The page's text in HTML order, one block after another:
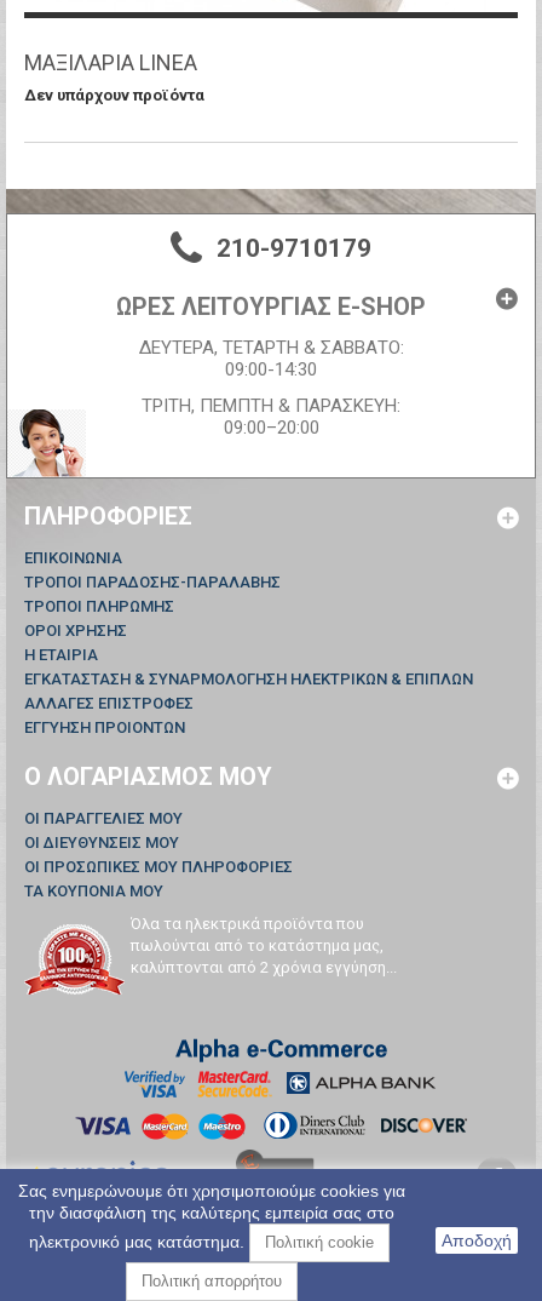
ΜΑΞΙΛΑΡΙΑ LINEA
Δεν υπάρχουν προϊόντα
210-9710179
ΩΡΕΣ ΛΕΙΤΟΥΡΓΙΑΣ E-SHOP
ΔΕΥΤΕΡΑ, ΤΕΤΑΡΤΗ & ΣΑΒΒΑΤΟ:
09:00-14:30
ΤΡΙΤΗ, ΠΕΜΠΤΗ & ΠΑΡΑΣΚΕΥΗ:
09:00–20:00
ΠΛΗΡΟΦΟΡΊΕΣ
ΕΠΙΚΟΙΝΩΝΊΑ
ΤΡΟΠΟΙ ΠΑΡΑΔΟΣΗΣ-ΠΑΡΑΛΑΒΗΣ
ΤΡΟΠΟΙ ΠΛΗΡΩΜΗΣ
ΟΡΟΙ ΧΡΗΣΗΣ
Η ΕΤΑΙΡΙΑ
ΕΓΚΑΤΑΣΤΑΣΗ & ΣΥΝΑΡΜΟΛΟΓΗΣΗ ΗΛΕΚΤΡΙΚΩΝ & ΕΠΙΠΛΩΝ
ΑΛΛΑΓΕΣ ΕΠΙΣΤΡΟΦΕΣ
ΕΓΓΥΗΣΗ ΠΡΟΙΟΝΤΩΝ
Ο ΛΟΓΑΡΙΑΣΜΌΣ ΜΟΥ
ΟΙ ΠΑΡΑΓΓΕΛΊΕΣ ΜΟΥ
ΟΙ ΔΙΕΥΘΎΝΣΕΙΣ ΜΟΥ
ΟΙ ΠΡΟΣΩΠΙΚΈΣ ΜΟΥ ΠΛΗΡΟΦΟΡΊΕΣ
ΤΑ ΚΟΥΠΌΝΙΑ ΜΟΥ
Όλα τα ηλεκτρικά προϊόντα που
πωλούνται από το κατάστημα μας,
καλύπτονται από 2 χρόνια εγγύηση...
Σας ενημερώνουμε ότι χρησιμοποιούμε cookies για
την διασφάλιση της καλύτερης εμπειρία σας στο
ηλεκτρονικό μας κατάστημα.
Πολιτική cookie
Πολιτική απορρήτου
Αποδοχή